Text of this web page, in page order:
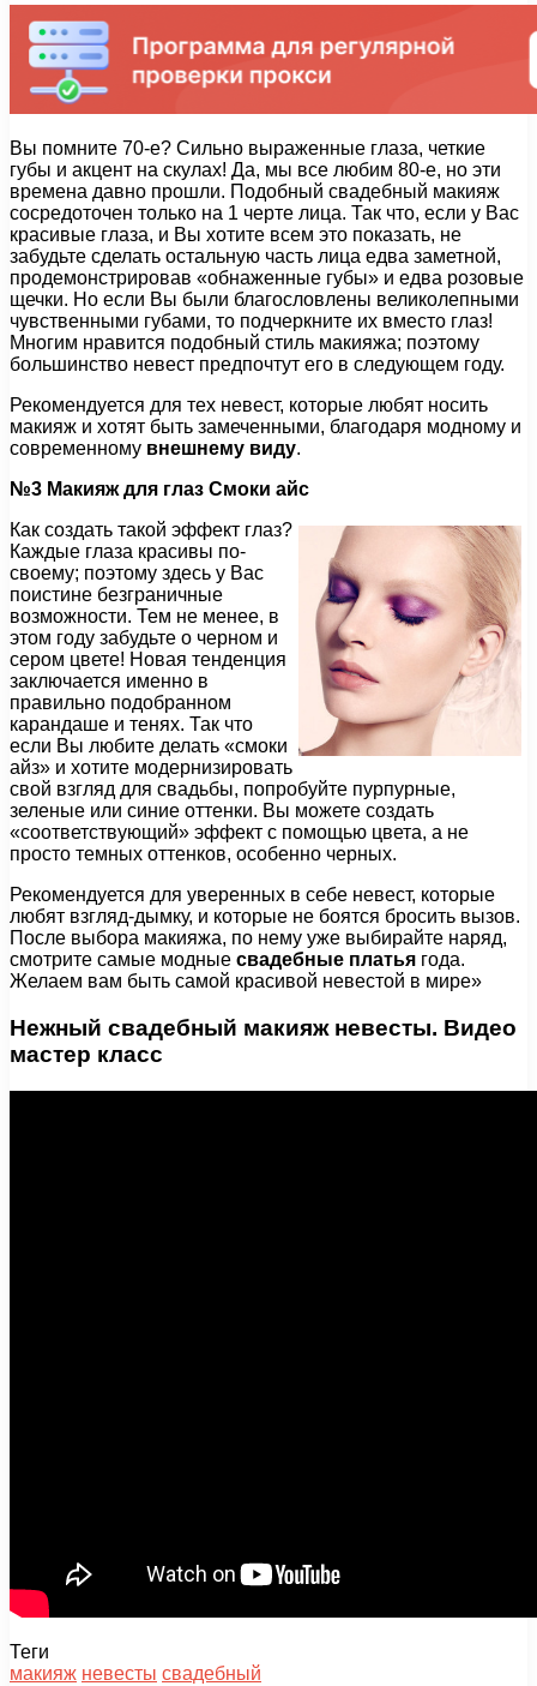
Вы помните 70-е? Сильно выраженные глаза, четкие
губы и акцент на скулах! Да, мы все любим 80-е, но эти
времена давно прошли. Подобный свадебный макияж
сосредоточен только на 1 черте лица. Так что, если у Вас
красивые глаза, и Вы хотите всем это показать, не
забудьте сделать остальную часть лица едва заметной,
продемонстрировав «обнаженные губы» и едва розовые
щечки. Но если Вы были благословлены великолепными
чувственными губами, то подчеркните их вместо глаз!
Многим нравится подобный стиль макияжа; поэтому
большинство невест предпочтут его в следующем году.
Рекомендуется для тех невест, которые любят носить
макияж и хотят быть замеченными, благодаря модному и
современному внешнему виду.
№3 Макияж для глаз Смоки айс
Как создать такой эффект глаз?
Каждые глаза красивы по-
своему; поэтому здесь у Вас
поистине безграничные
возможности. Тем не менее, в
этом году забудьте о черном и
сером цвете! Новая тенденция
заключается именно в
правильно подобранном
карандаше и тенях. Так что
если Вы любите делать «смоки
айз» и хотите модернизировать
свой взгляд для свадьбы, попробуйте пурпурные,
зеленые или синие оттенки. Вы можете создать
«соответствующий» эффект с помощью цвета, а не
просто темных оттенков, особенно черных.
Рекомендуется для уверенных в себе невест, которые
любят взгляд-дымку, и которые не боятся бросить вызов.
После выбора макияжа, по нему уже выбирайте наряд,
смотрите самые модные свадебные платья года.
Желаем вам быть самой красивой невестой в мире»
Нежный свадебный макияж невесты. Видео
мастер класс
Теги
макияж невесты свадебный